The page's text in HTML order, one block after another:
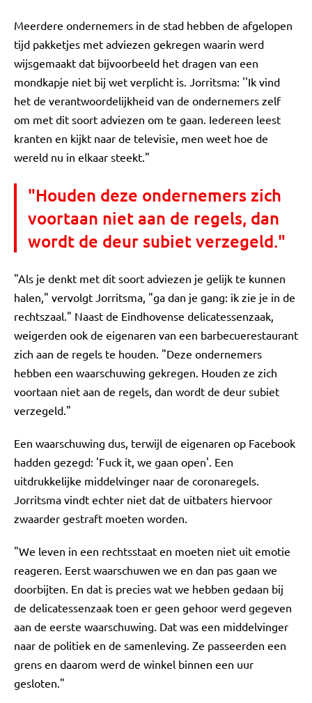
Meerdere ondernemers in de stad hebben de afgelopen
tijd pakketjes met adviezen gekregen waarin werd
wijsgemaakt dat bijvoorbeeld het dragen van een
mondkapje niet bij wet verplicht is. Jorritsma: ''Ik vind
het de verantwoordelijkheid van de ondernemers zelf
om met dit soort adviezen om te gaan. Iedereen leest
kranten en kijkt naar de televisie, men weet hoe de
wereld nu in elkaar steekt."
"Houden deze ondernemers zich
voortaan niet aan de regels, dan
wordt de deur subiet verzegeld."
"Als je denkt met dit soort adviezen je gelijk te kunnen
halen," vervolgt Jorritsma, "ga dan je gang: ik zie je in de
rechtszaal." Naast de Eindhovense delicatessenzaak,
weigerden ook de eigenaren van een barbecuerestaurant
zich aan de regels te houden. "Deze ondernemers
hebben een waarschuwing gekregen. Houden ze zich
voortaan niet aan de regels, dan wordt de deur subiet
verzegeld."
Een waarschuwing dus, terwijl de eigenaren op Facebook
hadden gezegd: 'Fuck it, we gaan open'. Een
uitdrukkelijke middelvinger naar de coronaregels.
Jorritsma vindt echter niet dat de uitbaters hiervoor
zwaarder gestraft moeten worden.
"We leven in een rechtsstaat en moeten niet uit emotie
reageren. Eerst waarschuwen we en dan pas gaan we
doorbijten. En dat is precies wat we hebben gedaan bij
de delicatessenzaak toen er geen gehoor werd gegeven
aan de eerste waarschuwing. Dat was een middelvinger
naar de politiek en de samenleving. Ze passeerden een
grens en daarom werd de winkel binnen een uur
gesloten."